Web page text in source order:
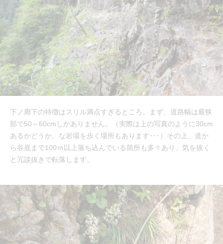
下ノ廊下の特徴はスリル満点すぎるところ。まず、道路幅は最狭
部で50～60cmしかありません。（実際は上の写真のように30cm
あるかどうか、な岩場を歩く場所もあります･･･）その上、道か
ら谷底まで100ｍ以上落ち込んでいる箇所も多々あり、気を抜く
と冗談抜きで転落します。